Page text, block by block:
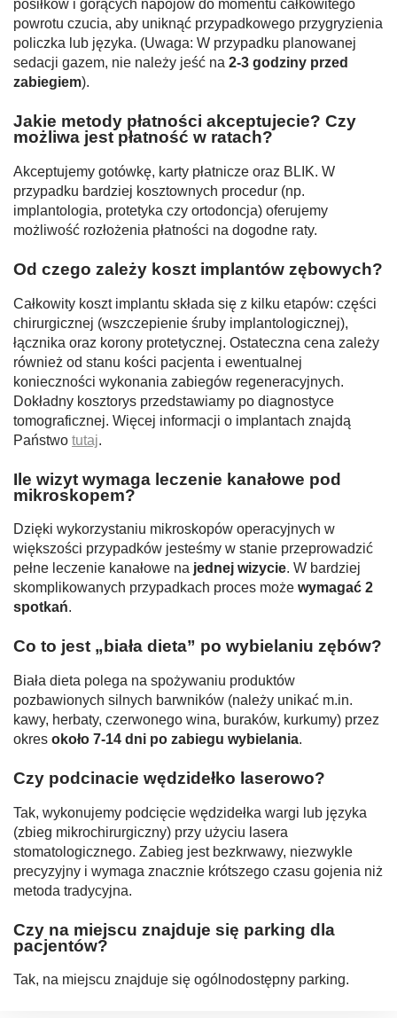
posiłków i gorących napojów do momentu całkowitego
powrotu czucia, aby uniknąć przypadkowego przygryzienia
policzka lub języka. (Uwaga: W przypadku planowanej
sedacji gazem, nie należy jeść na 2-3 godziny przed
zabiegiem).
Jakie metody płatności akceptujecie? Czy
możliwa jest płatność w ratach?
Akceptujemy gotówkę, karty płatnicze oraz BLIK. W
przypadku bardziej kosztownych procedur (np.
implantologia, protetyka czy ortodoncja) oferujemy
możliwość rozłożenia płatności na dogodne raty.
Od czego zależy koszt implantów zębowych?
Całkowity koszt implantu składa się z kilku etapów: części
chirurgicznej (wszczepienie śruby implantologicznej),
łącznika oraz korony protetycznej. Ostateczna cena zależy
również od stanu kości pacjenta i ewentualnej
konieczności wykonania zabiegów regeneracyjnych.
Dokładny kosztorys przedstawiamy po diagnostyce
tomograficznej. Więcej informacji o implantach znajdą
Państwo tutaj.
Ile wizyt wymaga leczenie kanałowe pod
mikroskopem?
Dzięki wykorzystaniu mikroskopów operacyjnych w
większości przypadków jesteśmy w stanie przeprowadzić
pełne leczenie kanałowe na jednej wizycie. W bardziej
skomplikowanych przypadkach proces może wymagać 2
spotkań.
Co to jest „biała dieta” po wybielaniu zębów?
Biała dieta polega na spożywaniu produktów
pozbawionych silnych barwników (należy unikać m.in.
kawy, herbaty, czerwonego wina, buraków, kurkumy) przez
okres około 7-14 dni po zabiegu wybielania.
Czy podcinacie wędzidełko laserowo?
Tak, wykonujemy podcięcie wędzidełka wargi lub języka
(zbieg mikrochirurgiczny) przy użyciu lasera
stomatologicznego. Zabieg jest bezkrwawy, niezwykle
precyzyjny i wymaga znacznie krótszego czasu gojenia niż
metoda tradycyjna.
Czy na miejscu znajduje się parking dla
pacjentów?
Tak, na miejscu znajduje się ogólnodostępny parking.